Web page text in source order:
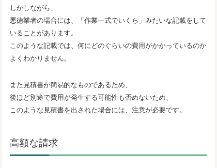
しかしながら、
悪徳業者の場合には、「作業一式でいくら」みたいな記載をして
いることがあります。
このような記載では、何にどのぐらいの費用がかかっているのか
よくわかりません。
また見積書が簡易的なものであるため、
後ほど別途で費用が発生する可能性も否めないため、
このような見積書を出された場合には、注意が必要です。
高額な請求